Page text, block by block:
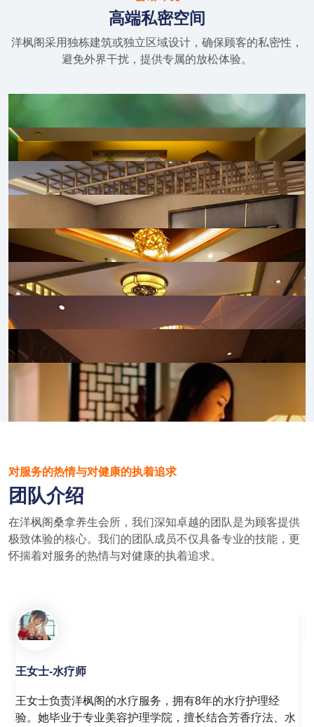
高端私密空间
洋枫阁采用独栋建筑或独立区域设计，确保顾客的私密性，
避免外界干扰，提供专属的放松体验。
对服务的热情与对健康的执着追求
团队介绍
在洋枫阁桑拿养生会所，我们深知卓越的团队是为顾客提供
极致体验的核心。我们的团队成员不仅具备专业的技能，更
怀揣着对服务的热情与对健康的执着追求。
赵女士-足疗师
赵女士是洋枫阁的资深足疗技师，拥有10年的足疗经验。
她精通足底反射区按摩技术，能够通过精准的穴位按压，